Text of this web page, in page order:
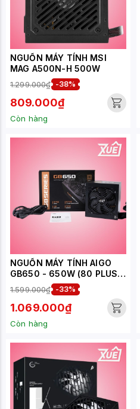
NGUỒN MÁY TÍNH MSI
MAG A500N-H 500W
1.299.000₫ -38%
809.000₫
Còn hàng
NGUỒN MÁY TÍNH AIGO
GB650 - 650W (80 PLUS
BRONZE/MÀU ĐEN)
1.599.000₫ -33%
1.069.000₫
Còn hàng